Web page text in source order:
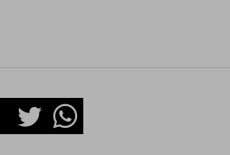
TwitterWhatsapp